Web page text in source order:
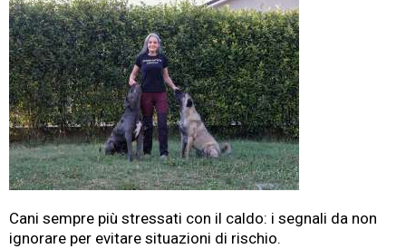
Cani sempre più stressati con il caldo: i segnali da non
ignorare per evitare situazioni di rischio.